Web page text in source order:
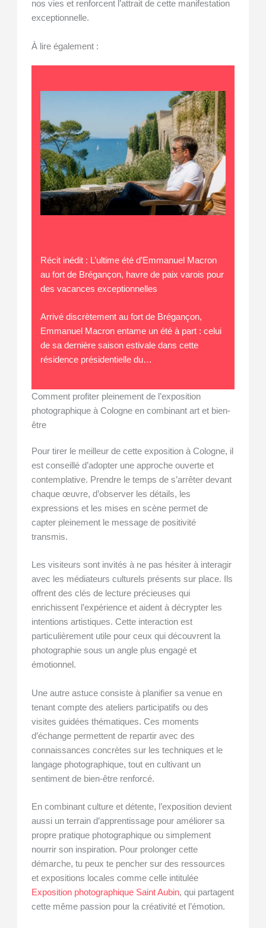
nos vies et renforcent l’attrait de cette manifestation
exceptionnelle.
À lire également :
Récit inédit : L’ultime été d’Emmanuel Macron
au fort de Brégançon, havre de paix varois pour
des vacances exceptionnelles
Arrivé discrètement au fort de Brégançon,
Emmanuel Macron entame un été à part : celui
de sa dernière saison estivale dans cette
résidence présidentielle du…
Comment profiter pleinement de l’exposition
photographique à Cologne en combinant art et bien-
être
Pour tirer le meilleur de cette exposition à Cologne, il
est conseillé d’adopter une approche ouverte et
contemplative. Prendre le temps de s’arrêter devant
chaque œuvre, d’observer les détails, les
expressions et les mises en scène permet de
capter pleinement le message de positivité
transmis.
Les visiteurs sont invités à ne pas hésiter à interagir
avec les médiateurs culturels présents sur place. Ils
offrent des clés de lecture précieuses qui
enrichissent l’expérience et aident à décrypter les
intentions artistiques. Cette interaction est
particulièrement utile pour ceux qui découvrent la
photographie sous un angle plus engagé et
émotionnel.
Une autre astuce consiste à planifier sa venue en
tenant compte des ateliers participatifs ou des
visites guidées thématiques. Ces moments
d’échange permettent de repartir avec des
connaissances concrètes sur les techniques et le
langage photographique, tout en cultivant un
sentiment de bien-être renforcé.
En combinant culture et détente, l’exposition devient
aussi un terrain d’apprentissage pour améliorer sa
propre pratique photographique ou simplement
nourrir son inspiration. Pour prolonger cette
démarche, tu peux te pencher sur des ressources
et expositions locales comme celle intitulée
Exposition photographique Saint Aubin, qui partagent
cette même passion pour la créativité et l’émotion.